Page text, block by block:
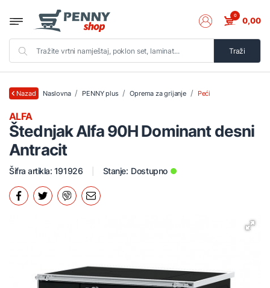
Traži
0 0,00
Nazad Naslovna PENNY plus Oprema za grijanje Peći
Štednjak Alfa 90H Dominant desni
Antracit
ALFA
Šifra artikla: 191926 Stanje: Dostupno